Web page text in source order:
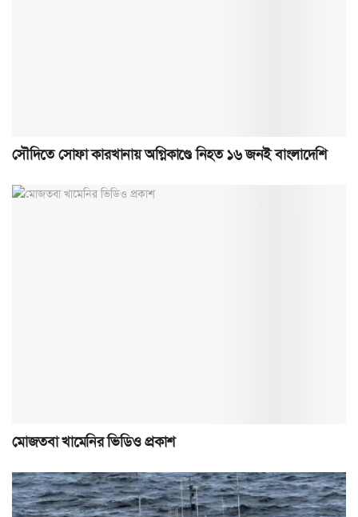
সৌদিতে সোফা কারখানায় অগ্নিকাণ্ডে নিহত ১৬ জনই বাংলাদেশি
মোজতবা খামেনির ভিডিও প্রকাশ